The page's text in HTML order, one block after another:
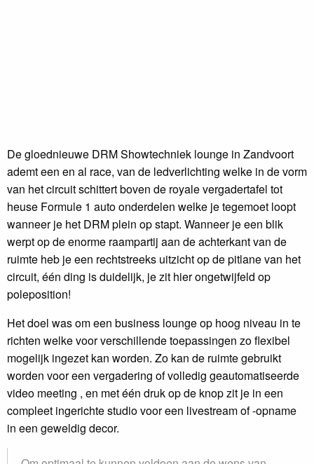
De gloednieuwe DRM Showtechniek lounge in Zandvoort
ademt een en al race, van de ledverlichting welke in de vorm
van het circuit schittert boven de royale vergadertafel tot
heuse Formule 1 auto onderdelen welke je tegemoet loopt
wanneer je het DRM plein op stapt. Wanneer je een blik
werpt op de enorme raampartij aan de achterkant van de
ruimte heb je een rechtstreeks uitzicht op de pitlane van het
circuit, één ding is duidelijk, je zit hier ongetwijfeld op
poleposition!
Het doel was om een business lounge op hoog niveau in te
richten welke voor verschillende toepassingen zo flexibel
mogelijk ingezet kan worden. Zo kan de ruimte gebruikt
worden voor een vergadering of volledig geautomatiseerde
video meeting , en met één druk op de knop zit je in een
compleet ingerichte studio voor een livestream of -opname
in een geweldig decor.